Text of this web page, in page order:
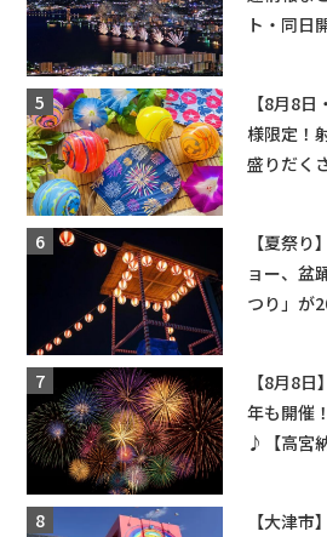
ト・同日
【8月8
様限定！
盛りだく
【夏祭
ョー、盆
つり」が
【8月8
年も開催
♪【高宮
【大津